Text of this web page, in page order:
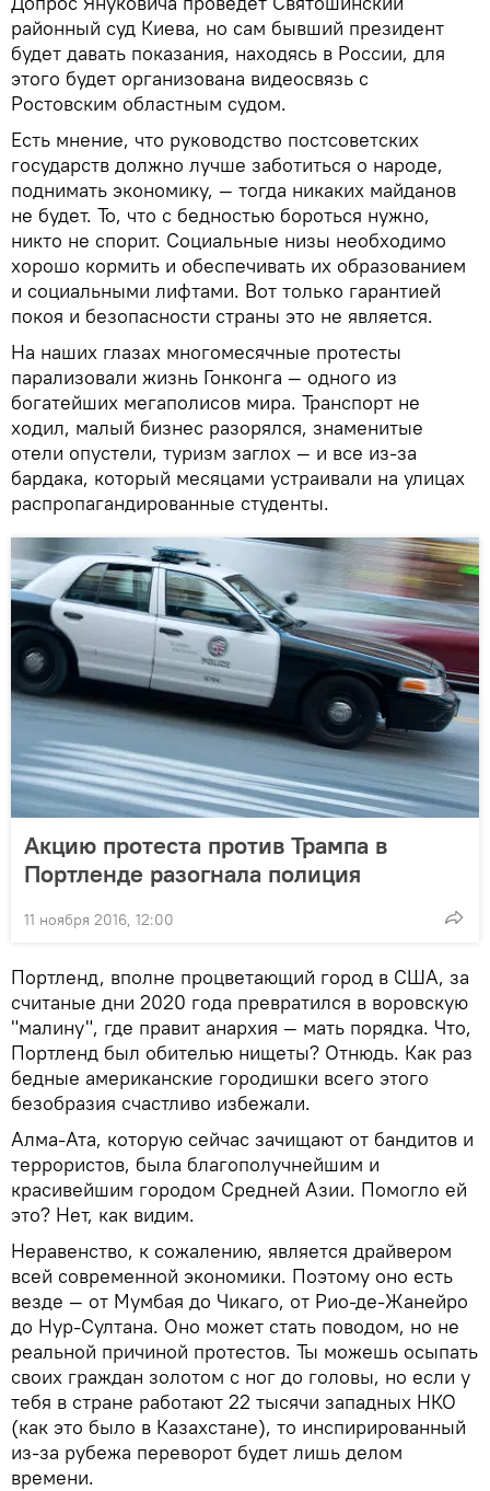
районный суд Киева, но сам бывший президент
будет давать показания, находясь в России, для
этого будет организована видеосвязь с
Ростовским областным судом.
Есть мнение, что руководство постсоветских
государств должно лучше заботиться о народе,
поднимать экономику, — тогда никаких майданов
не будет. То, что с бедностью бороться нужно,
никто не спорит. Социальные низы необходимо
хорошо кормить и обеспечивать их образованием
и социальными лифтами. Вот только гарантией
покоя и безопасности страны это не является.
На наших глазах многомесячные протесты
парализовали жизнь Гонконга — одного из
богатейших мегаполисов мира. Транспорт не
ходил, малый бизнес разорялся, знаменитые
отели опустели, туризм заглох — и все из-за
бардака, который месяцами устраивали на улицах
распропагандированные студенты.
Акцию протеста против Трампа в
Портленде разогнала полиция
11 ноября 2016, 12:00
Портленд, вполне процветающий город в США, за
считаные дни 2020 года превратился в воровскую
"малину", где правит анархия — мать порядка. Что,
Портленд был обителью нищеты? Отнюдь. Как раз
бедные американские городишки всего этого
безобразия счастливо избежали.
Алма-Ата, которую сейчас зачищают от бандитов и
террористов, была благополучнейшим и
красивейшим городом Средней Азии. Помогло ей
это? Нет, как видим.
Неравенство, к сожалению, является драйвером
всей современной экономики. Поэтому оно есть
везде — от Мумбая до Чикаго, от Рио-де-Жанейро
до Нур-Султана. Оно может стать поводом, но не
реальной причиной протестов. Ты можешь осыпать
своих граждан золотом с ног до головы, но если у
тебя в стране работают 22 тысячи западных НКО
(как это было в Казахстане), то инспирированный
из-за рубежа переворот будет лишь делом
времени.